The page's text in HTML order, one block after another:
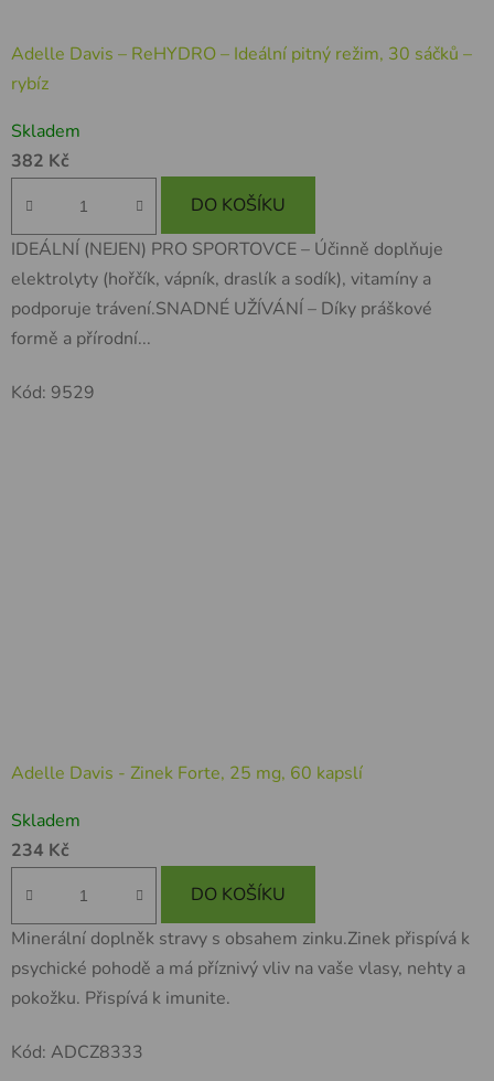
Adelle Davis – ReHYDRO – Ideální pitný režim, 30 sáčků –
rybíz
Skladem
382 Kč
DO KOŠÍKU
IDEÁLNÍ (NEJEN) PRO SPORTOVCE – Účinně doplňuje
elektrolyty (hořčík, vápník, draslík a sodík), vitamíny a
podporuje trávení.SNADNÉ UŽÍVÁNÍ – Díky práškové
formě a přírodní...
Kód: 9529
Adelle Davis - Zinek Forte, 25 mg, 60 kapslí
Skladem
234 Kč
DO KOŠÍKU
Minerální doplněk stravy s obsahem zinku.Zinek přispívá k
psychické pohodě a má příznivý vliv na vaše vlasy, nehty a
pokožku. Přispívá k imunite.
Kód: ADCZ8333